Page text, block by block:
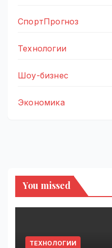
СпортПрогноз
Технологии
Шоу-бизнес
Экономика
You missed
ТЕХНОЛОГИИ